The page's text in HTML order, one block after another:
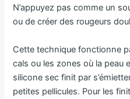
N’appuyez pas comme un
ou de créer des rougeurs
Cette technique fonctionne
cals ou les zones où la peau
silicone sec finit par
petites pellicules. Pour les